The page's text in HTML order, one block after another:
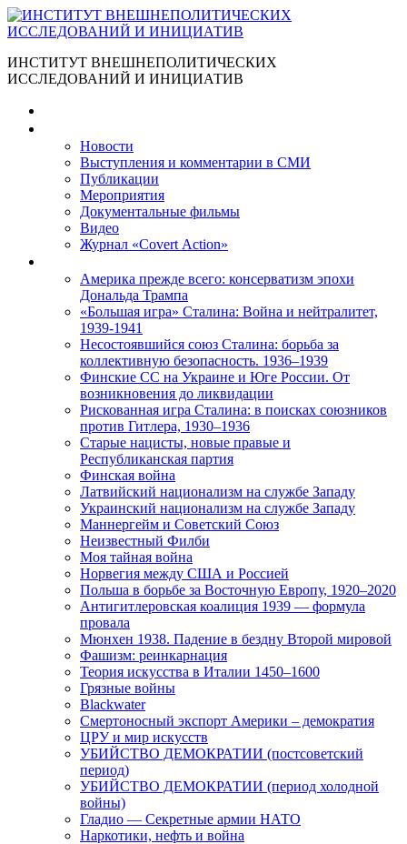
ИНСТИТУТ ВНЕШНЕПОЛИТИЧЕСКИХ
ИССЛЕДОВАНИЙ И ИНИЦИАТИВ
Новости
Выступления и коммента­рии в СМИ
Публикации
Мероприятия
Документальные фильмы
Видео
Журнал «Covert Action»
Америка прежде всего: консерватизм эпохи
Дональда Трампа
«Большая игра» Сталина: Война и нейтралитет,
1939-1941
Несостоявшийся союз Сталина: борьба за
коллективную безопасность. 1936–1939
Финские СС на Украине и Юге России. От
возникновения до ликвидации
Рискованная игра Сталина: в поисках союзников
против Гитлера, 1930–1936
Старые нацисты, новые правые и
Республиканская партия
Финская война
Латвийский национализм на службе Западу
Украинский национализм на службе Западу
Маннергейм и Советский Союз
Неизвестный Филби
Моя тайная война
Норвегия между США и Россией
Польша в борьбе за Восточную Европу, 1920–2020
Антигитлеровская коалиция 1939 — формула
провала
Мюнхен 1938. Падение в бездну Второй мировой
Фашизм: реинкарнация
Теория искусства в Италии 1450–1600
Грязные войны
Blackwater
Смертоносный экспорт Америки – демократия
ЦРУ и мир искусств
УБИЙСТВО ДЕМОКРАТИИ (постсоветский
период)
УБИЙСТВО ДЕМОКРАТИИ (период холодной
войны)
Гладио — Секретные армии НАТО
Наркотики, нефть и война